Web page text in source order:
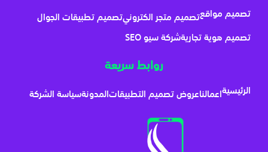
تصميم مواقعتصميم متجر الكترونيتصميم تطبيقات الجوال
تصميم هوية تجاريةشركة سيو SEO
روابط سريعة
الرئيسيةاعمالناعروض تصميم التطبيقاتالمدونةسياسة الشركة